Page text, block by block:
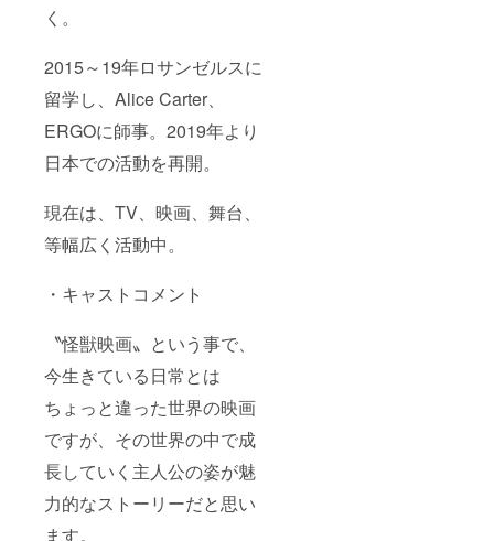
く。
2015～19年ロサンゼルスに
留学し、Alice Carter、
ERGOに師事。2019年より
日本での活動を再開。
現在は、TV、映画、舞台、
等幅広く活動中。
・キャストコメント
〝怪獣映画〟という事で、
今生きている日常とは
ちょっと違った世界の映画
ですが、その世界の中で成
長していく主人公の姿が魅
力的なストーリーだと思い
ます。